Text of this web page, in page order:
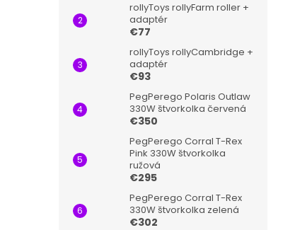
rollyToys rollyFarm roller +
adaptér
€77
rollyToys rollyCambridge +
adaptér
€93
PegPerego Polaris Outlaw
330W štvorkolka červená
€350
PegPerego Corral T-Rex
Pink 330W štvorkolka
ružová
€295
PegPerego Corral T-Rex
330W štvorkolka zelená
€302